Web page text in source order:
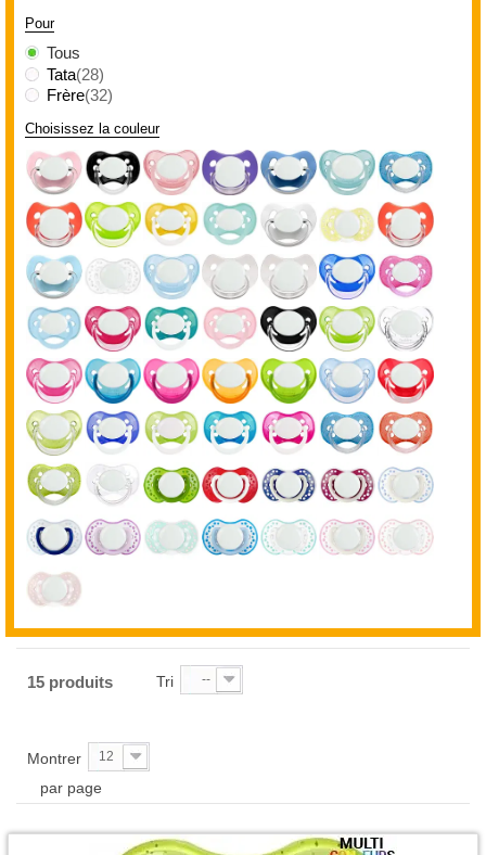
Pour
Tous
Tata(28)
Frère(32)
Choisissez la couleur
15 produits Tri --
Montrer 12
par page